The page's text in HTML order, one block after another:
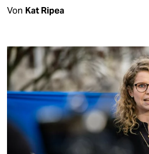
Von Kat Ripea